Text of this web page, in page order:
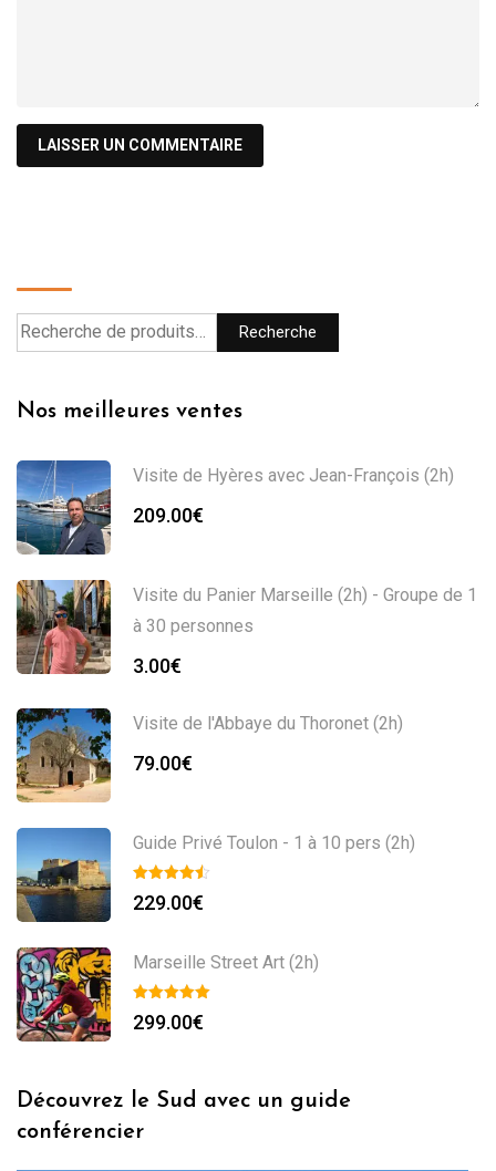
Recherche
Nos meilleures ventes
Visite de Hyères avec Jean-François (2h)
209.00€
Visite du Panier Marseille (2h) - Groupe de 1
à 30 personnes
3.00€
Visite de l'Abbaye du Thoronet (2h)
79.00€
Guide Privé Toulon - 1 à 10 pers (2h)
229.00€
Marseille Street Art (2h)
299.00€
Découvrez le Sud avec un guide
conférencier